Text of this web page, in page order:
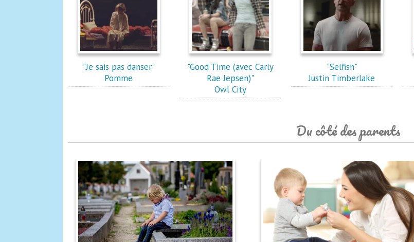
"Je sais pas danser"
Pomme
"Good Time (avec Carly
Rae Jepsen)"
Owl City
"Selfish"
Justin Timberlake
Du côté des parents